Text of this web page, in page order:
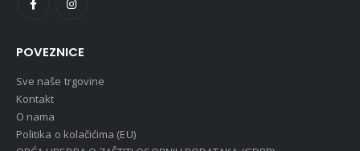
POVEZNICE
Sve naše trgovine
Kontakt
O nama
Politika o kolačićima (EU)